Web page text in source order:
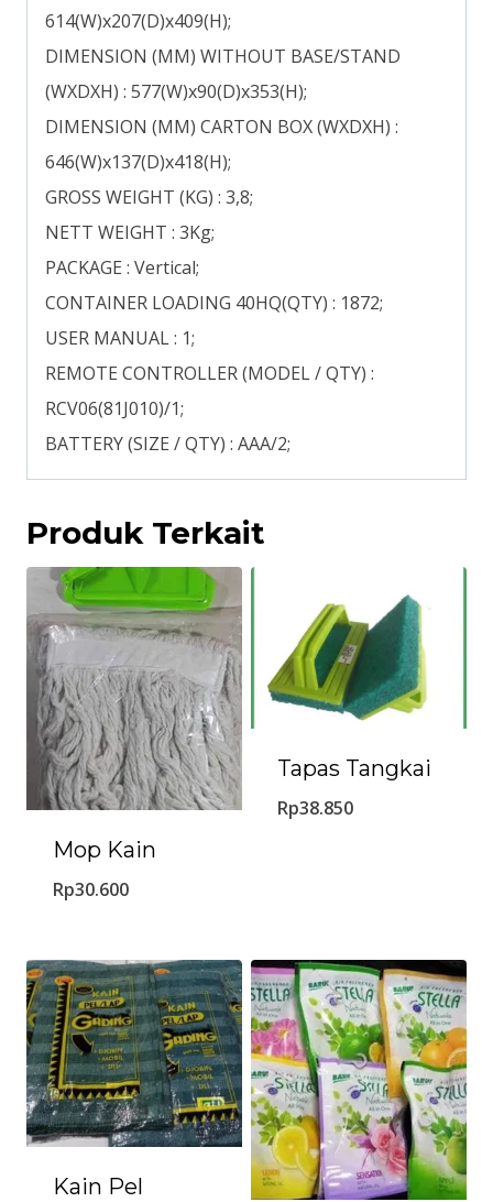
614(W)x207(D)x409(H);
DIMENSION (MM) WITHOUT BASE/STAND
(WXDXH) : 577(W)x90(D)x353(H);
DIMENSION (MM) CARTON BOX (WXDXH) :
646(W)x137(D)x418(H);
GROSS WEIGHT (KG) : 3,8;
NETT WEIGHT : 3Kg;
PACKAGE : Vertical;
CONTAINER LOADING 40HQ(QTY) : 1872;
USER MANUAL : 1;
REMOTE CONTROLLER (MODEL / QTY) :
RCV06(81J010)/1;
BATTERY (SIZE / QTY) : AAA/2;
Produk Terkait
Mop Kain
Rp30.600
Tapas Tangkai
Rp38.850
Kain Pel